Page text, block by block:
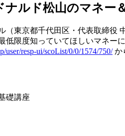
ナルド松山のマネー
（東京都千代田区・代表取締役
低限度知っていてほしいマネー
user/resp-ui/scoList/0/0/1574/750/か
礎講座